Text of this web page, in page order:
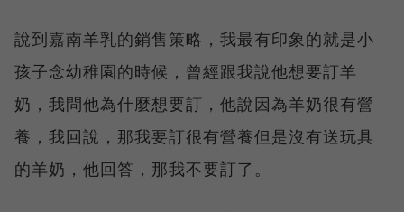
說到嘉南羊乳的銷售策略，我最有印象的就是小
孩子念幼稚園的時候，曾經跟我說他想要訂羊
奶，我問他為什麼想要訂，他說因為羊奶很有營
養，我回說，那我要訂很有營養但是沒有送玩具
的羊奶，他回答，那我不要訂了。